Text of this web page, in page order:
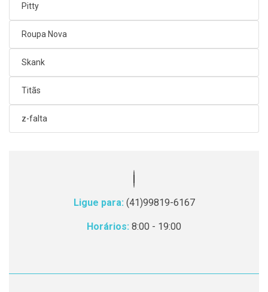
Pitty
Roupa Nova
Skank
Titãs
z-falta
Ligue para: (41)99819-6167
Horários: 8:00 - 19:00